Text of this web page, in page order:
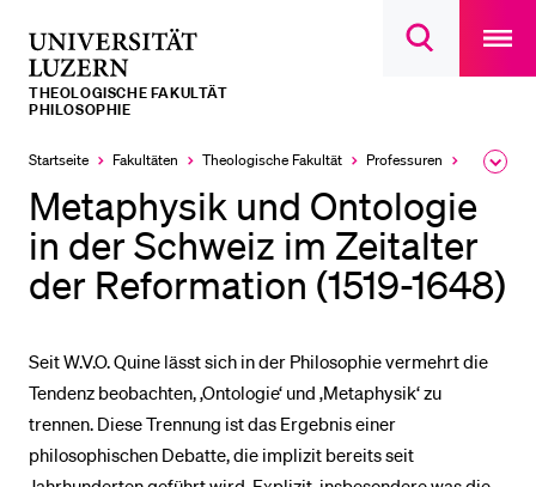
Suchdialog
main
THEOLOGISCHE FAKULTÄT
PHILOSOPHIE
Startseite Fakultäten Theologische Fakultät Professuren
Metaphysik und Ontologie
in der Schweiz im Zeitalter
der Reformation (1519-1648)
Seit W.V.O. Quine lässt sich in der Philosophie vermehrt die
Tendenz beobachten, ‚Ontologie‘ und ‚Metaphysik‘ zu
trennen. Diese Trennung ist das Ergebnis einer
philosophischen Debatte, die implizit bereits seit
LETZTE SUCHEN
Sie haben noch keine Suche getätigt.
DIE UNI FÜR…
Schulklassen und Lehrpersonen
Studien­interessierte
Studierende
Mitarbeitende
Stellensuchende